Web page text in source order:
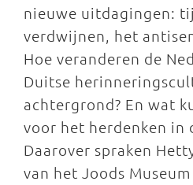
nieuwe uitdagingen:
verdwijnen, het
Hoe veranderen de
Duitse
achtergrond? En wat
voor het herdenken in
Daarover spraken
van het Joods